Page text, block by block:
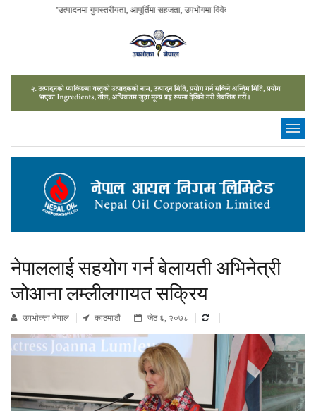
"उत्पादनमा गुणस्तरीयता, आपूर्तिमा सहजता, उपभोगमा विवेकशीलता" - The Sustainable
नेपाललाई सहयोग गर्न बेलायती अभिनेत्री
जोआना लम्लीलगायत सक्रिय
उपभाेक्ता नेपाल काठमाडौं जेठ ६, २०७८